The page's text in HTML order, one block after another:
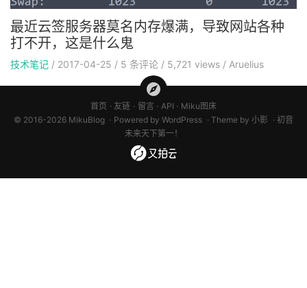
最近云签服务器莫名内存爆满，导致网站各种
打不开，这是什么鬼
技术笔记 / 2017-04-25 / 5 条评论 / 5,721 views / Aruelius
首页 友链 留言 API
Miku图床
© 2016-2026 MikuBlog
Powered by WordPress Theme by小影
初音
未来天下第一！